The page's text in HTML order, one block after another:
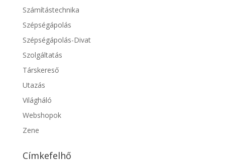
Számítástechnika
Szépségápolás
Szépségápolás-Divat
Szolgáltatás
Társkereső
Utazás
Világháló
Webshopok
Zene
Címkefelhő